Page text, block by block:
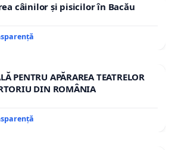
câinilor și pisicilor în Bacău
PENTRU APĂRAREA TEATRELOR
DIN ROMÂNIA